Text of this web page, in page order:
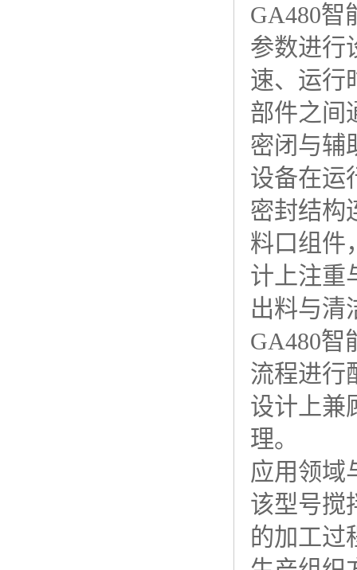
GA480智
参数进行
速、运行
部件之间
密闭与辅
设备在运
密封结构
料口组件
计上注重
出料与清
GA480智
流程进行
设计上兼
理。
应用领域
该型号搅
的加工过